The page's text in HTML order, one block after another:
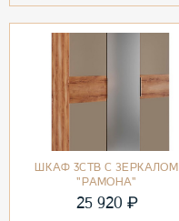
ШКАФ 3СТВ С ЗЕРКАЛОМ
"РАМОНА"
25 920 ₽